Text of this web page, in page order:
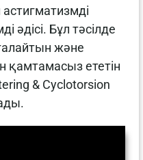
әдісі. Бұл тәсілде
және
қамтамасыз ететін
& Cyclotorsion